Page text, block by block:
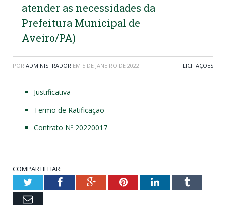
atender as necessidades da
Prefeitura Municipal de
Aveiro/PA)
POR ADMINISTRADOR EM 5 DE JANEIRO DE 2022 LICITAÇÕES
Justificativa
Termo de Ratificação
Contrato Nº 20220017
COMPARTILHAR:
TwitterFacebookGoogle+PinterestLinkedInTumblr
Email